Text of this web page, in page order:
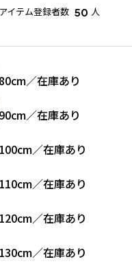
イテム登録者数 50 人
80cm／在庫あり
90cm／在庫あり
100cm／在庫あり
110cm／在庫あり
120cm／在庫あり
130cm／在庫あり